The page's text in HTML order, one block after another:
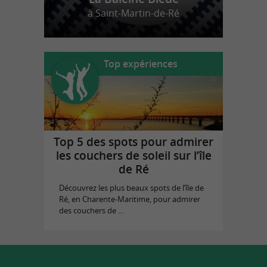
à Saint-Martin-de-Ré
Top expériences
Top 5 des spots pour admirer
les couchers de soleil sur l’île
de Ré
Découvrez les plus beaux spots de l’île de
Ré, en Charente-Maritime, pour admirer
des couchers de ...